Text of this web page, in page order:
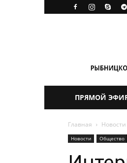
ПРЯМОЙ
Главная Новости
Новости Общество